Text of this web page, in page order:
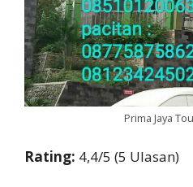
Prima Jaya
Rating: 4,4/5 (5 Ulasan)